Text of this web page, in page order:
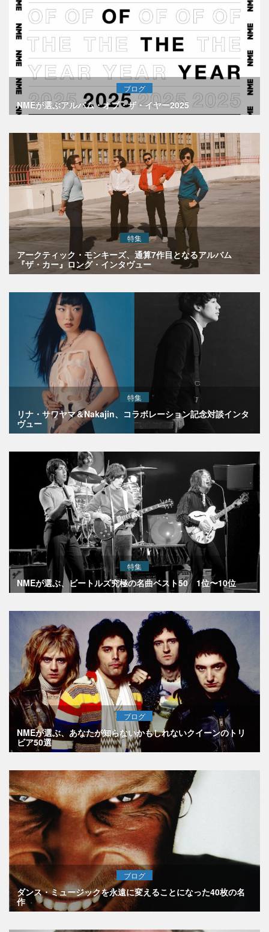
ブログ
NMEが選ぶアルバム・オブ・ザ・イヤー2025
特集
アークティック・モンキーズ、通算7作目となるアルバム
『ザ・カー』ロング・インタヴュー
特集
リナ・サワヤマ＆Nakajin、コラボレーション記念対談インタ
ヴュー
特集
NMEが選ぶ、ビートルズ究極の名曲ベスト50 1位〜10位
ブログ
NMEが選ぶ、あなたが知らないかもしれないクイーンのトリ
ビア50選
ブログ
ダンス・ミュージックを永遠に変えることになった40枚の名
作